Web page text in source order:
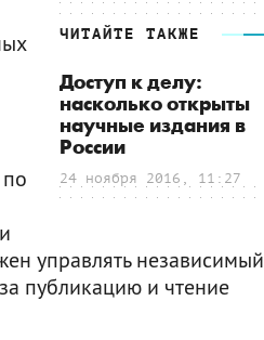
ЧИТАЙТЕ ТАКЖЕ
Доступ к делу:
насколько открыты
научные издания в
России
24 ноября 2016, 11:27
управлять независимый
публикацию и чтение